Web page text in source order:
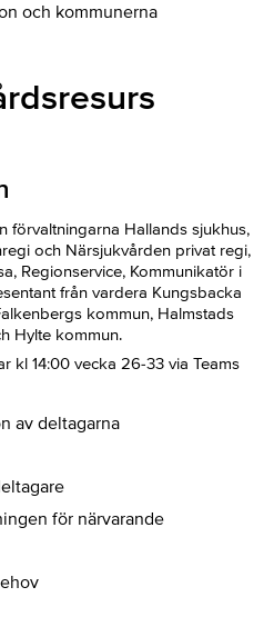
och kommunerna
förvaltningarna Hallands sjukhus,
och Närsjukvården privat regi,
Regionservice, Kommunikatör i
från vardera Kungsbacka
kommun, Halmstads
Hylte kommun.
kl 14:00 vecka 26-33 via Teams
av deltagarna
för närvarande